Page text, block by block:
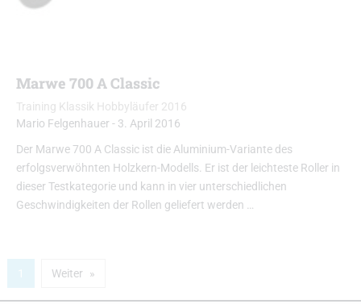
Marwe 700 A Classic
Training Klassik Hobbyläufer 2016
Mario Felgenhauer - 3. April 2016
Der Marwe 700 A Classic ist die Aluminium-Variante des
erfolgsverwöhnten Holzkern-Modells. Er ist der leichteste Roller in
dieser Testkategorie und kann in vier unterschiedlichen
Geschwindigkeiten der Rollen geliefert werden …
Weiter